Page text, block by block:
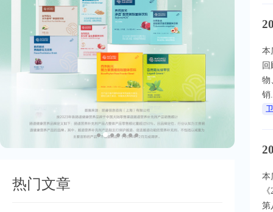
热门文章
本
物
销
本
第